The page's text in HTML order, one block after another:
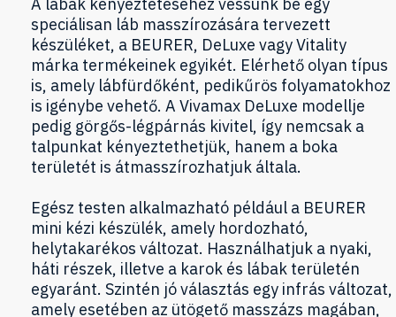
speciálisan láb masszírozására tervezett
készüléket, a BEURER, DeLuxe vagy Vitality
márka termékeinek egyikét. Elérhető olyan típus
is, amely lábfürdőként, pedikűrös folyamatokhoz
is igénybe vehető. A Vivamax DeLuxe modellje
pedig görgős-légpárnás kivitel, így nemcsak a
talpunkat kényeztethetjük, hanem a boka
területét is átmasszírozhatjuk általa.
Egész testen alkalmazható például a BEURER
mini kézi készülék, amely hordozható,
helytakarékos változat. Használhatjuk a nyaki,
háti részek, illetve a karok és lábak területén
egyaránt. Szintén jó választás egy infrás változat,
amely esetében az ütögető masszázs magában,